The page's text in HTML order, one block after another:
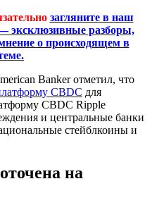
загляните в наш
эксклюзивные разборы,
о происходящем в
Banker отметил, что
CBDC для
CBDC Ripple
и центральные банки
стейблкоины и
на